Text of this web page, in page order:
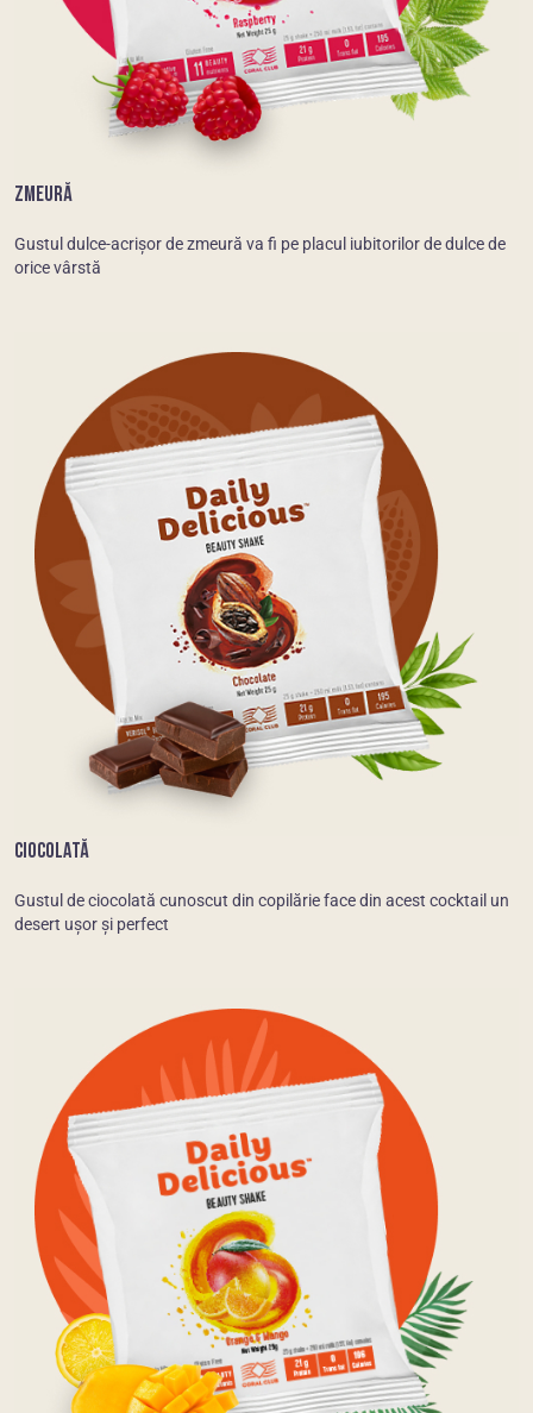
ZMEURĂ
Gustul dulce-acrișor de zmeură va fi pe placul iubitorilor de dulce de
orice vârstă
CIOCOLATĂ
Gustul de ciocolată cunoscut din copilărie face din acest cocktail un
desert ușor și perfect